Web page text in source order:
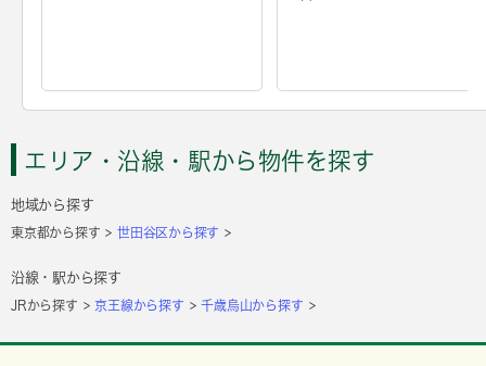
エリア・沿線・駅から物件を探す
地域から探す
東京都から探す 世田谷区から探す
沿線・駅から探す
JRから探す 京王線から探す 千歳烏山から探す